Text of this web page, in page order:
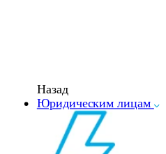
Назад
Юридическим лицам